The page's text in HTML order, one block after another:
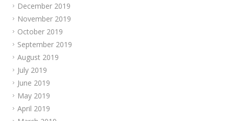
December 2019
November 2019
October 2019
September 2019
August 2019
July 2019
June 2019
May 2019
April 2019